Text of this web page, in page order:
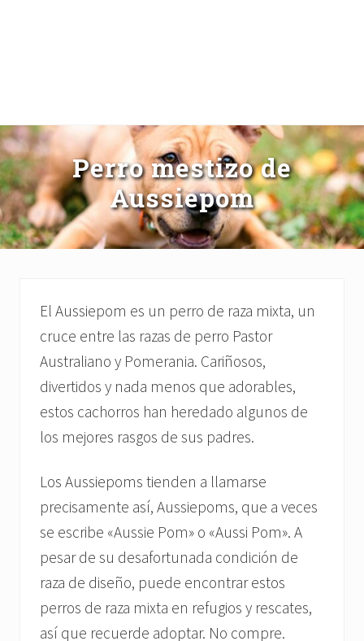
Perro mestizo de
Aussiepom
El Aussiepom es un perro de raza mixta, un
cruce entre las razas de perro Pastor
Australiano y Pomerania. Cariñosos,
divertidos y nada menos que adorables,
estos cachorros han heredado algunos de
los mejores rasgos de sus padres.
Los Aussiepoms tienden a llamarse
precisamente así, Aussiepoms, que a veces
se escribe «Aussie Pom» o «Aussi Pom». A
pesar de su desafortunada condición de
raza de diseño, puede encontrar estos
perros de raza mixta en refugios y rescates,
así que recuerde adoptar. No compre.